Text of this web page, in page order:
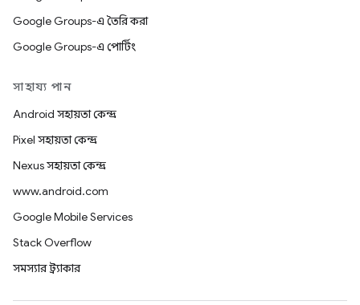
Google Groups-এ তৈরি করা
Google Groups-এ পোর্টিং
সাহায্য পান
Android সহায়তা কেন্দ্র
Pixel সহায়তা কেন্দ্র
Nexus সহায়তা কেন্দ্র
www.android.com
Google Mobile Services
Stack Overflow
সমস্যার ট্র্যাকার